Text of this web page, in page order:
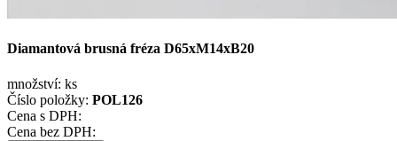
Diamantová brusná fréza D65xM14xB20
množství: ks
Číslo položky: POL126
Cena s DPH:
Cena bez DPH: